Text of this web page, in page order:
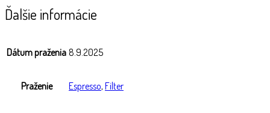
Ďalšie informácie
Dátum praženia 8.9.2025
Praženie Espresso, Filter